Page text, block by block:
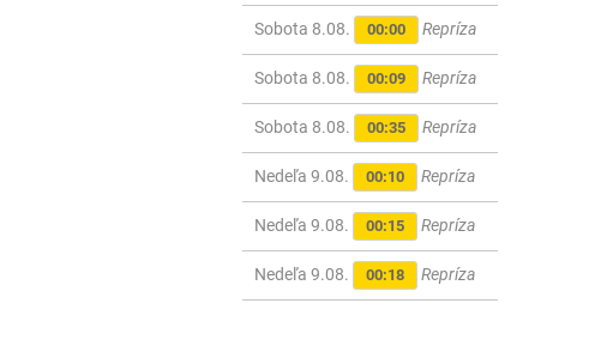
Sobota 8.08. 00:00 Repríza
Sobota 8.08. 00:09 Repríza
Sobota 8.08. 00:35 Repríza
Nedeľa 9.08. 00:10 Repríza
Nedeľa 9.08. 00:15 Repríza
Nedeľa 9.08. 00:18 Repríza